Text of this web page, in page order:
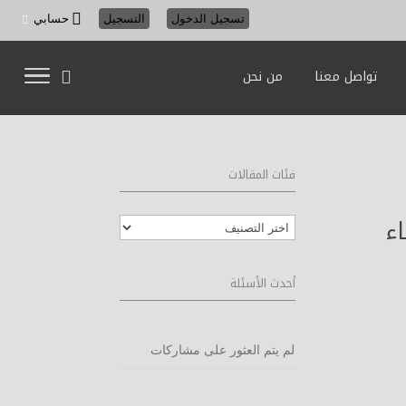
تسجيل الدخول التسجيل حسابي
تواصل معنا من نحن
فئات المقالات
فئات
المقالات
أحدث الأسئلة
لم يتم العثور على مشاركات